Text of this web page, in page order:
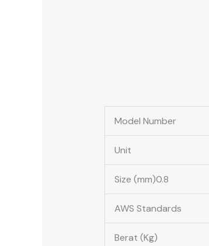
Model Number
Unit
Size (mm)0.8
AWS Standards
Berat (Kg)